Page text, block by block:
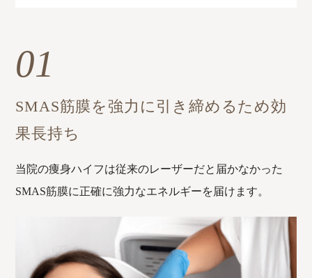
01
SMAS筋膜を強力に引き締めるため効
果長持ち
当院の痩身ハイフは従来のレーザーだと届かなかった
SMAS筋膜に正確に強力なエネルギーを届けます。